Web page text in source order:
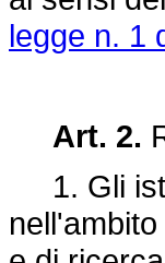
legge n. 1
Art. 2.
1. Gli